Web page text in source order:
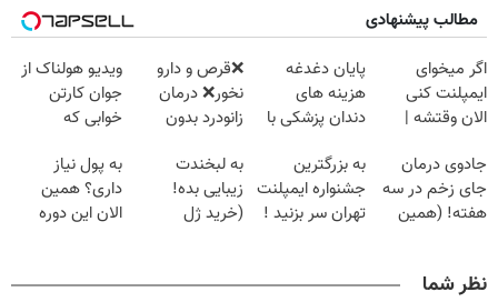
مطالب پیشنهادی
اگر میخوای
ایمپلنت کنی
الان وقتشه |
میلیون تومان!!!
پایان دغدغه
هزینه های
دندان پزشکی با
خانگی
❌قرص‌ و دارو
نخور❌ درمان
زانودرد بدون
ویدیو هولناک از
جوان کارتن
خوابی که
آموزش رایگان
جادوی درمان
جای زخم در سه
هفته! (همین
به بزرگترین
جشنواره ایمپلنت
تهران سر بزنید !
به لبخندت
زیبایی بده!
(خرید ژل
با40%تخفیف)
به پول نیاز
داری؟ همین
الان این دوره
نظر شما